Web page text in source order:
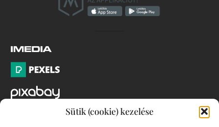
Sütik (cookie) kezelése